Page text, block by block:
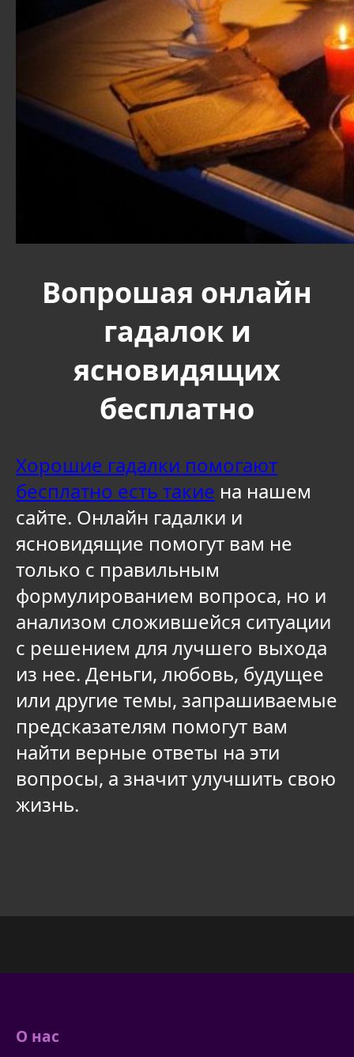
Вопрошая онлайн
гадалок и
ясновидящих
бесплатно
Хорошие гадалки помогают
бесплатно есть такие на нашем
сайте. Онлайн гадалки и
ясновидящие помогут вам не
только с правильным
формулированием вопроса, но и
анализом сложившейся ситуации
с решением для лучшего выхода
из нее. Деньги, любовь, будущее
или другие темы, запрашиваемые
предсказателям помогут вам
найти верные ответы на эти
вопросы, а значит улучшить свою
жизнь.
О нас